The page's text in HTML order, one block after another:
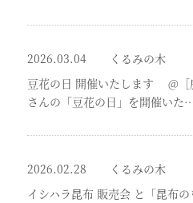
2026.03.04
くるみの木
豆花の日 開催いたします @［
さんの「豆花の日」を開催いた
2026.02.28
くるみの木
イシハラ昆布 販売会 と「昆布